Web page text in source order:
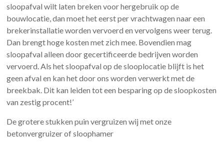
sloopafval wilt laten breken voor hergebruik op de
bouwlocatie, dan moet het eerst per vrachtwagen naar een
brekerinstallatie worden vervoerd en vervolgens weer terug.
Dan brengt hoge kosten met zich mee. Bovendien mag
sloopafval alleen door gecertificeerde bedrijven worden
vervoerd. Als het sloopafval op de slooplocatie blijft is het
geen afval en kan het door ons worden verwerkt met de
breekbak. Dit kan leiden tot een besparing op de sloopkosten
van zestig procent!’
De grotere stukken puin vergruizen wij met onze
betonvergruizer of sloophamer